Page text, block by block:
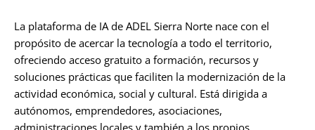
La plataforma de IA de ADEL Sierra Norte nace con el
propósito de acercar la tecnología a todo el territorio,
ofreciendo acceso gratuito a formación, recursos y
soluciones prácticas que faciliten la modernización de la
actividad económica, social y cultural. Está dirigida a
autónomos, emprendedores, asociaciones,
administraciones locales y también a los propios